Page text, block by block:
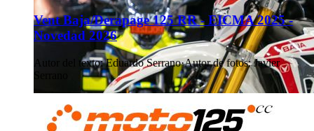
Vent Baja/Derapage 125 RR - EICMA 2025 -
Novedad 2026
Autor del texto: Eduardo Serrano·Autor de fotos: Javier
Serrano